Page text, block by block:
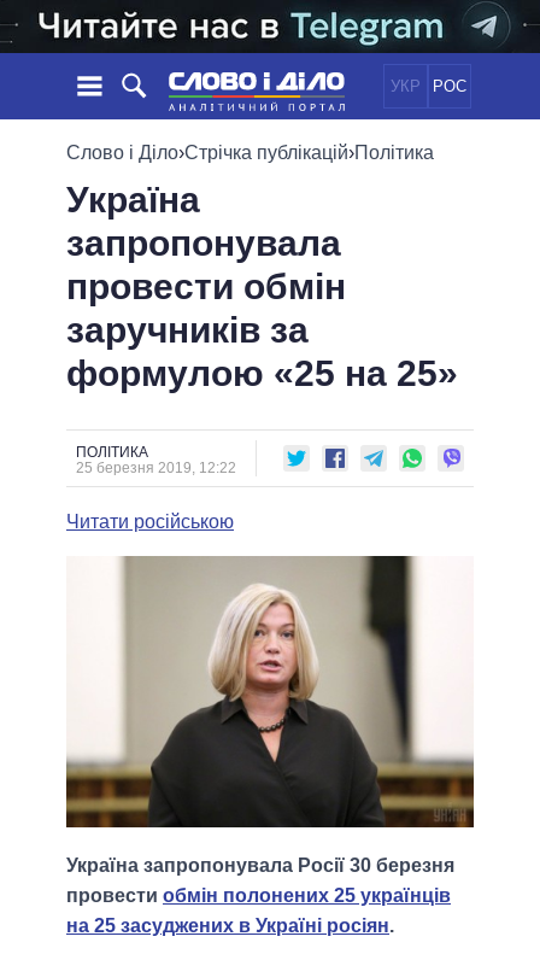
УКР РОС
НОВИНИ
СТРІЧКА
ПОДІЇ
СТАТТІ
ДУМКИ
ОГЛЯДИ
ДАЙДЖЕСТИ
ЕКОНОМІКА
СУСПІЛЬСТВО
ПОЛIТИКИ
УСІ ПОЛІТИКИ
ПРЕЗИДЕНТ І ОФІС
ВЕРХОВНА РАДА
ГОЛОВИ ОБЛАДМІНІСТРАЦІЙ
МЕРИ МІСТ
ВСІ ПЕРСОНИ
ІНФОГРАФІКА
ВІДЕО
ПОРІВНЯННЯ ПОЛІТИКІВ
Слово і Діло›Стрічка публікацій›Політика
Україна
запропонувала
провести обмін
заручників за
формулою «25 на 25»
ПОЛІТИКА
25 березня 2019, 12:22
Читати російською
Україна запропонувала Росії 30 березня
провести обмін полонених 25 українців
на 25 засуджених в Україні росіян.